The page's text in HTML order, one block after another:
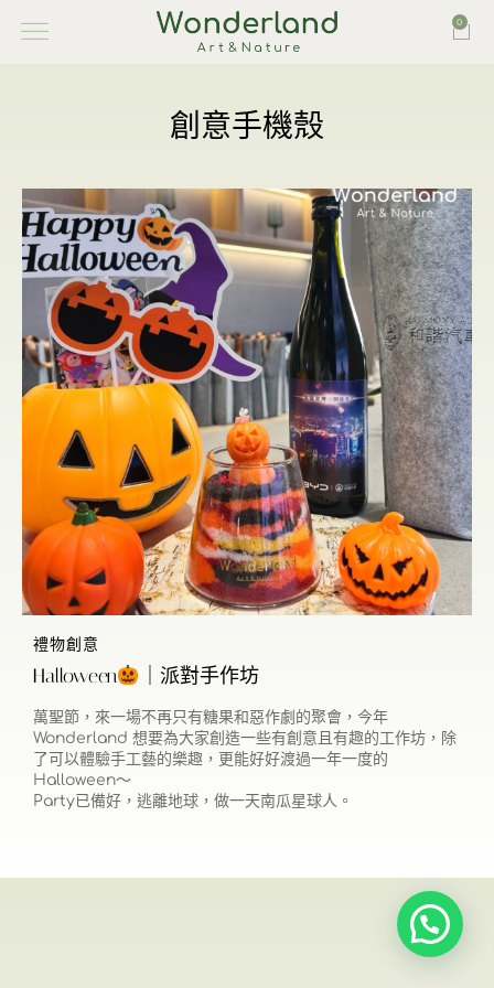
0
創意手機殼
禮物創意
Halloween ｜派對手作坊
萬聖節，來一場不再只有糖果和惡作劇的聚會，今年
Wonderland 想要為大家創造一些有創意且有趣的工作坊，除
了可以體驗手工藝的樂趣，更能好好渡過一年一度的
Halloween～
Party已備好，逃離地球，做一天南瓜星球人。